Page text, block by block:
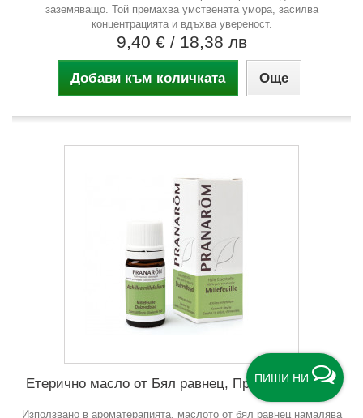
ПИШИ НИ
заземяващо. Той премахва умствената умора, засилва
концентрацията и вдъхва увереност.
9,40 € / 18,38 лв
Добави към количката Още
Етерично масло от Бял равнец, Пранаром, 5 мл.
Използвано в ароматерапията, маслото от бял равнец намалява